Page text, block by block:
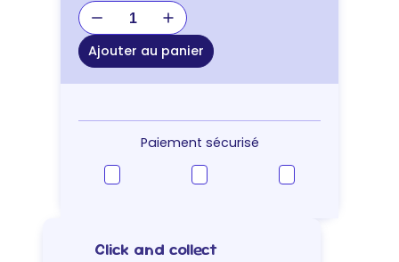
quantité
de
HARNAIS
AIDE
A
MARCHE
Ajouter au panier
Paiement sécurisé
Click and collect